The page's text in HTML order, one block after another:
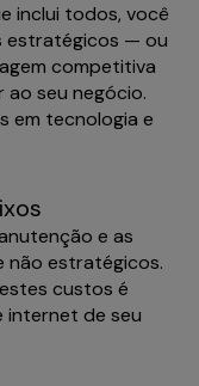
inclui todos, você
estratégicos — ou
competitiva
ao seu negócio.
em tecnologia e
e as
não estratégicos.
custos é
internet de seu